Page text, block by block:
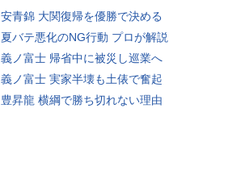
安青錦 大関復帰を優勝で決める
夏バテ悪化のNG行動 プロが解説
義ノ富士 帰省中に被災し巡業へ
義ノ富士 実家半壊も土俵で奮起
豊昇龍 横綱で勝ち切れない理由